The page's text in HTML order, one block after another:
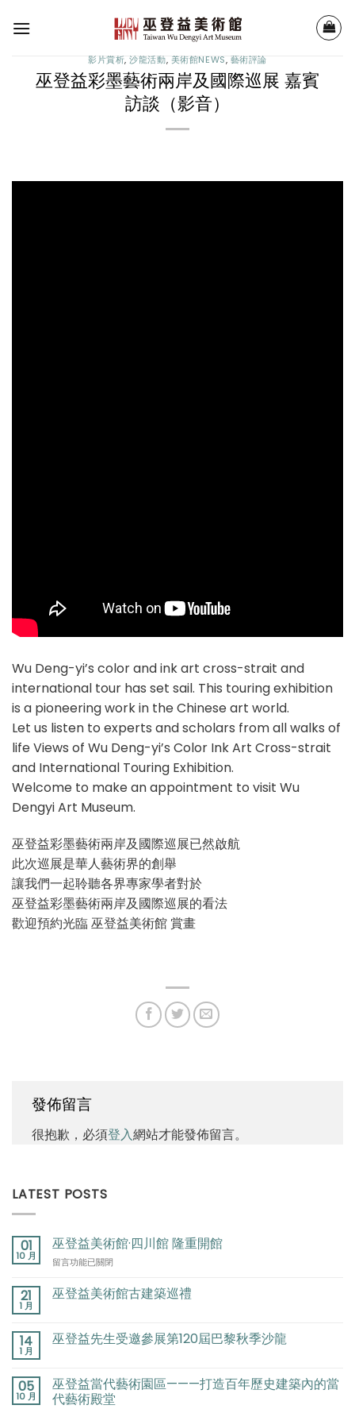
影片賞析,沙龍活動, 美術館NEWS, 藝術評論
巫登益彩墨藝術兩岸及國際巡展 嘉賓
訪談（影音）
Wu Deng-yi’s color and ink art cross-strait and
international tour has set sail. This touring exhibition
is a pioneering work in the Chinese art world.
Let us listen to experts and scholars from all walks of
life Views of Wu Deng-yi’s Color Ink Art Cross-strait
and International Touring Exhibition.
Welcome to make an appointment to visit Wu
Dengyi Art Museum.
巫登益彩墨藝術兩岸及國際巡展已然啟航
此次巡展是華⼈藝術界的創舉
讓我們⼀起聆聽各界專家學者對於
巫登益彩墨藝術兩岸及國際巡展的看法
歡迎預約光臨 巫登益美術館 賞畫
發佈留言
很抱歉，必須登入網站才能發佈留言。
LATEST POSTS
01
10 月
巫登益美術館·四川館 隆重開館
在
登
益
館
川
館
留言功能已關閉
21
1 月
巫登益美術館古建築巡禮
14
1 月
巫登益先生受邀參展第120屆巴黎秋季沙龍
05
10 月
巫登益當代藝術園區———打造百年歷史建築內的當
代藝術殿堂